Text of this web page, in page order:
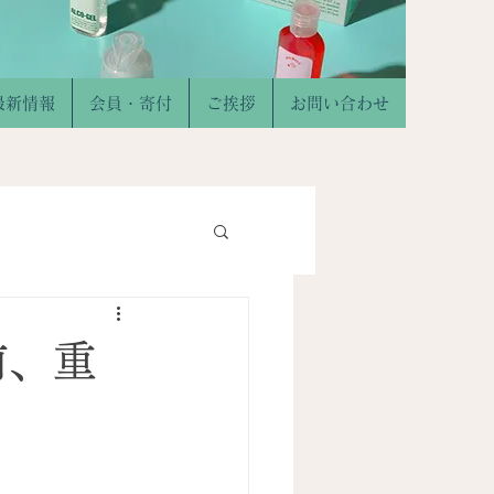
新情報 会員・寄付 ご挨拶 お問い合わせ
重